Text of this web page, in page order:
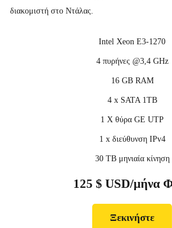
διακομιστή στο Ντάλας.
Intel Xeon E3-1270
4 πυρήνες @3,4 GHz
16 GB RAM
4 x SATA 1TB
1 X θύρα GE UTP
1 x διεύθυνση IPv4
30 TB μηνιαία κίνηση
125 $ USD/μήνα
Ξεκινήστε